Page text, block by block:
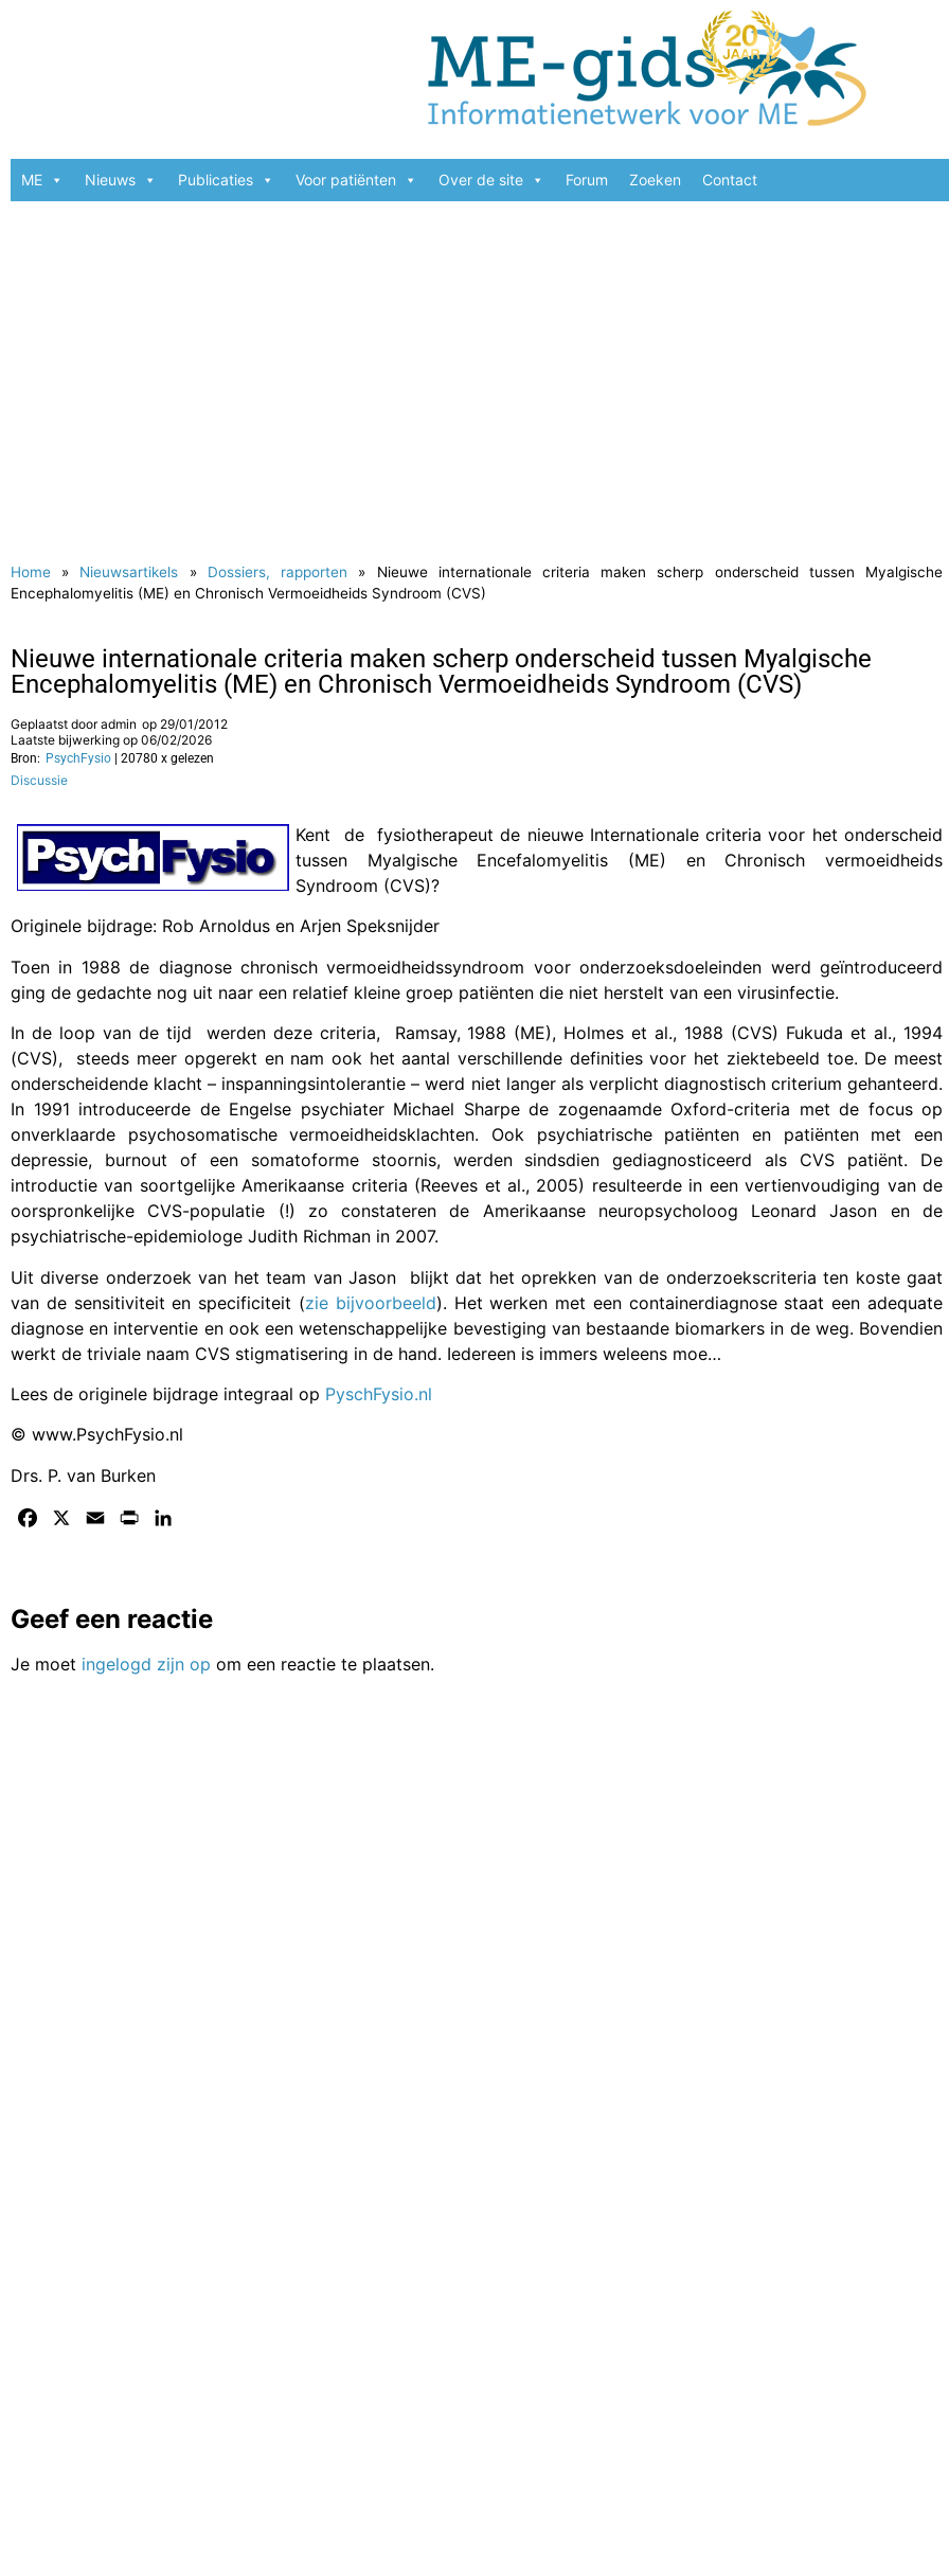
ME Nieuws Publicaties Voor patiënten Over de site Forum Zoeken Contact
Home » Nieuwsartikels » Dossiers, rapporten » Nieuwe internationale criteria maken scherp onderscheid tussen Myalgische
Encephalomyelitis (ME) en Chronisch Vermoeidheids Syndroom (CVS)
Nieuwe internationale criteria maken scherp onderscheid tussen Myalgische
Encephalomyelitis (ME) en Chronisch Vermoeidheids Syndroom (CVS)
Geplaatst dooradmin op 29/01/2012
Laatste bijwerking op 06/02/2026
Bron: PsychFysio | 20780 x gelezen
Discussie
Kent de fysiotherapeut de nieuwe Internationale criteria voor het onderscheid
tussen Myalgische Encefalomyelitis (ME) en Chronisch vermoeidheids
Syndroom (CVS)?
Originele bijdrage: Rob Arnoldus en Arjen Speksnijder
Toen in 1988 de diagnose chronisch vermoeidheidssyndroom voor onderzoeksdoeleinden werd geïntroduceerd
ging de gedachte nog uit naar een relatief kleine groep patiënten die niet herstelt van een virusinfectie.
In de loop van de tijd werden deze criteria, Ramsay, 1988 (ME), Holmes et al., 1988 (CVS) Fukuda et al., 1994
(CVS), steeds meer opgerekt en nam ook het aantal verschillende definities voor het ziektebeeld toe. De meest
onderscheidende klacht – inspanningsintolerantie – werd niet langer als verplicht diagnostisch criterium gehanteerd.
In 1991 introduceerde de Engelse psychiater Michael Sharpe de zogenaamde Oxford-criteria met de focus op
onverklaarde psychosomatische vermoeidheidsklachten. Ook psychiatrische patiënten en patiënten met een
depressie, burnout of een somatoforme stoornis, werden sindsdien gediagnosticeerd als CVS patiënt. De
introductie van soortgelijke Amerikaanse criteria (Reeves et al., 2005) resulteerde in een vertienvoudiging van de
oorspronkelijke CVS-populatie (!) zo constateren de Amerikaanse neuropsycholoog Leonard Jason en de
psychiatrische-epidemiologe Judith Richman in 2007.
Uit diverse onderzoek van het team van Jason blijkt dat het oprekken van de onderzoekscriteria ten koste gaat
van de sensitiviteit en specificiteit (zie bijvoorbeeld). Het werken met een containerdiagnose staat een adequate
diagnose en interventie en ook een wetenschappelijke bevestiging van bestaande biomarkers in de weg. Bovendien
werkt de triviale naam CVS stigmatisering in de hand. Iedereen is immers weleens moe…
Lees de originele bijdrage integraal op PyschFysio.nl
© www.PsychFysio.nl
Drs. P. van Burken
Facebook Email Print
Geef een reactie
Je moet ingelogd zijn op om een reactie te plaatsen.